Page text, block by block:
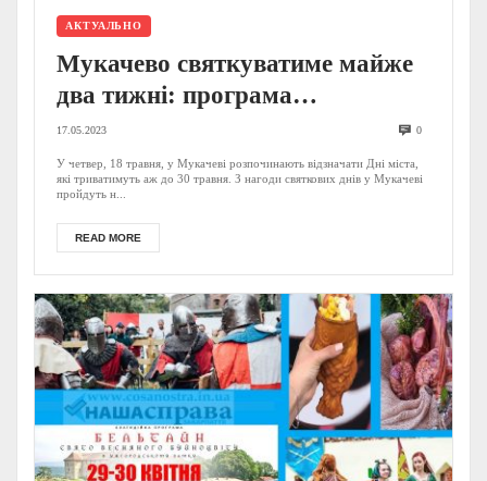
АКТУАЛЬНО
Мукачево святкуватиме майже
два тижні: програма
святкування Днів міста
(АНОНС)
17.05.2023 0
У четвер, 18 травня, у Мукачеві розпочинають відзначати Дні міста,
які триватимуть аж до 30 травня. З нагоди святкових днів у Мукачеві
пройдуть н...
READ MORE